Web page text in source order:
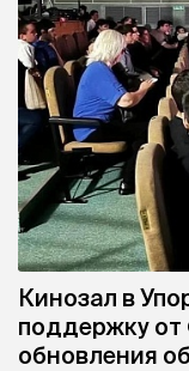
Кинозал в
поддержку
обновления